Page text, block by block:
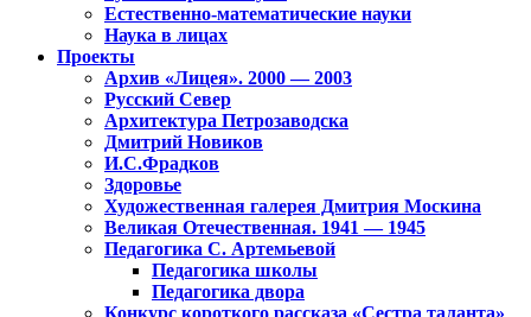
Естественно-математические науки
Наука в лицах
Проекты
Архив «Лицея». 2000 — 2003
Русский Север
Архитектура Петрозаводска
Дмитрий Новиков
И.С.Фрадков
Здоровье
Художественная галерея Дмитрия Москина
Великая Отечественная. 1941 — 1945
Педагогика С. Артемьевой
Педагогика школы
Педагогика двора